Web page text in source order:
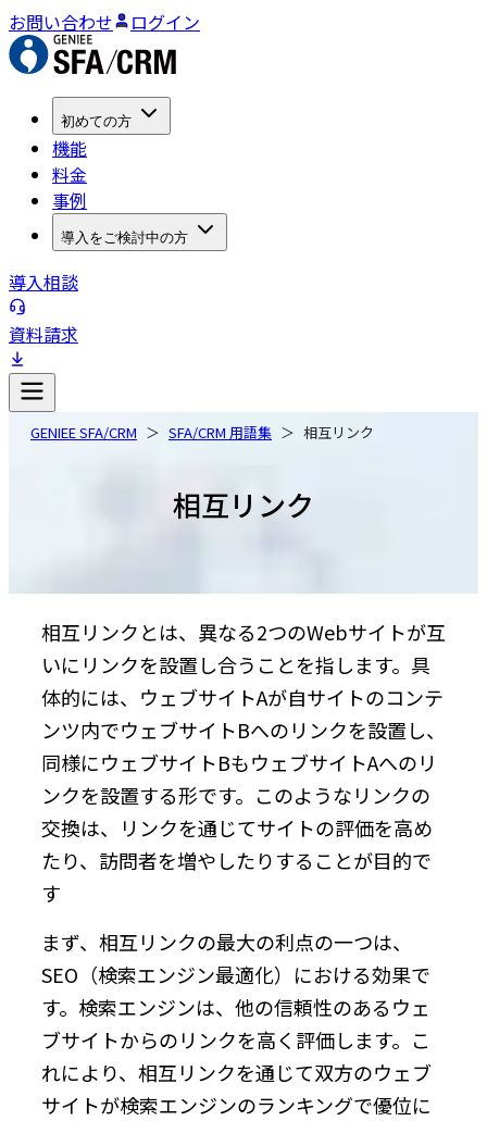
お問い合わせ ログイン
初めての方
機能
料金
事例
導入をご検討中の方
導入相談
資料請求
GENIEE SFA/CRM SFA/CRM 用語集 相互リンク
相互リンク
相互リンクとは、異なる2つのWebサイトが互
いにリンクを設置し合うことを指します。具
体的には、ウェブサイトAが自サイトのコンテ
ンツ内でウェブサイトBへのリンクを設置し、
同様にウェブサイトBもウェブサイトAへのリ
ンクを設置する形です。このようなリンクの
交換は、リンクを通じてサイトの評価を高め
たり、訪問者を増やしたりすることが目的で
す
まず、相互リンクの最大の利点の一つは、
SEO（検索エンジン最適化）における効果で
す。検索エンジンは、他の信頼性のあるウェ
ブサイトからのリンクを高く評価します。こ
れにより、相互リンクを通じて双方のウェブ
サイトが検索エンジンのランキングで優位に